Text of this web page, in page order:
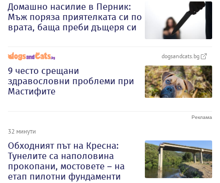
Домашно насилие в Перник:
Мъж поряза приятелката си по
врата, баща преби дъщеря си
dogsandcats.bg
9 често срещани
здравословни проблеми при
Мастифите
32 минути
Обходният път на Кресна:
Тунелите са наполовина
прокопани, мостовете – на
етап пилотни фундаменти